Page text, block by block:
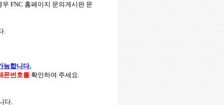
우 FNC 홈페이지 문의게시판 문
.
능합니다.
폰번호를 확인하여 주세요.
다.